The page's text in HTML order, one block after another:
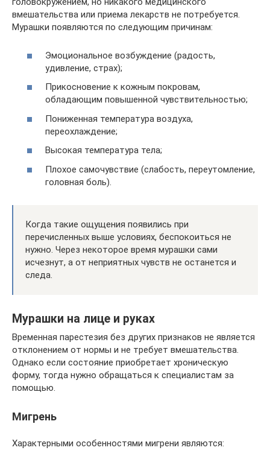
вмешательства или приема лекарств не потребуется.
Мурашки появляются по следующим причинам:
Эмоциональное возбуждение (радость,
удивление, страх);
Прикосновение к кожным покровам,
обладающим повышенной чувствительностью;
Пониженная температура воздуха,
переохлаждение;
Высокая температура тела;
Плохое самочувствие (слабость, переутомление,
головная боль).
Когда такие ощущения появились при
перечисленных выше условиях, беспокоиться не
нужно. Через некоторое время мурашки сами
исчезнут, а от неприятных чувств не останется и
следа.
Мурашки на лице и руках
Временная парестезия без других признаков не является
отклонением от нормы и не требует вмешательства.
Однако если состояние приобретает хроническую
форму, тогда нужно обращаться к специалистам за
помощью.
Мигрень
Характерными особенностями мигрени являются: